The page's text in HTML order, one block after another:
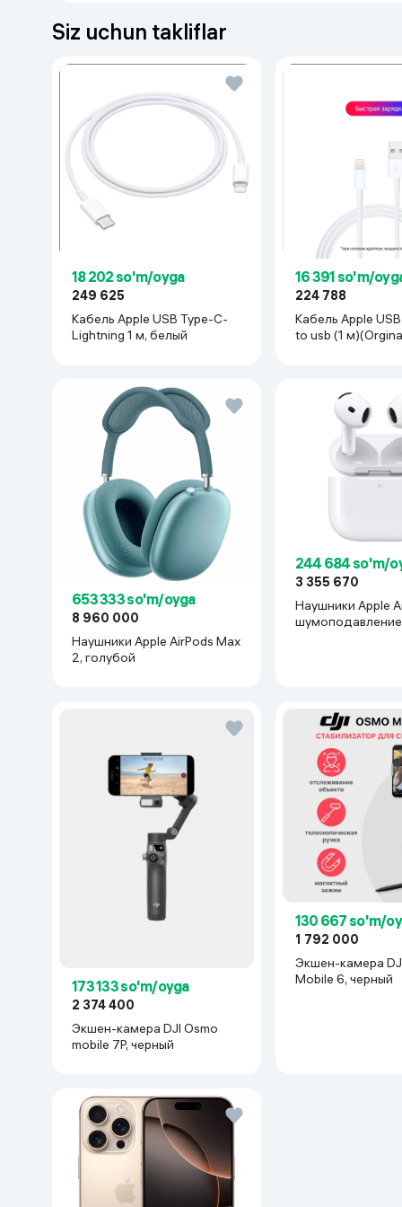
Uy va bog‘
Maishiy kimyo
kiyimlar
Siz uchun takliflar
18 202 so'm/oyga
249 625
Кабель Apple USB Type-C-
Lightning 1 м, белый
16 391 so'm/
224 788
Кабель Apple
to usb (1
653 333 so'm/oyga
8 960 000
Наушники Apple AirPods Max
2, голубой
244 684 so'm/
3 355 670
Наушники Apple
173 133 so'm/oyga
2 374 400
Экшен-камера DJI Osmo
mobile 7P, черный
130 667 so'm/
1 792 000
Экшен-камера
Mobile 6, черный